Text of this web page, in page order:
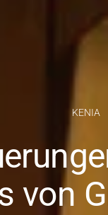
KENIA
von